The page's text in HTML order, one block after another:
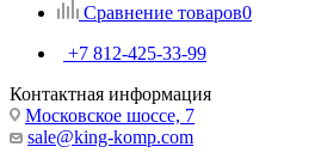
Сравнение товаров0
+7 812-425-33-99
Контактная информация
Московское шоссе, 7
sale@king-komp.com